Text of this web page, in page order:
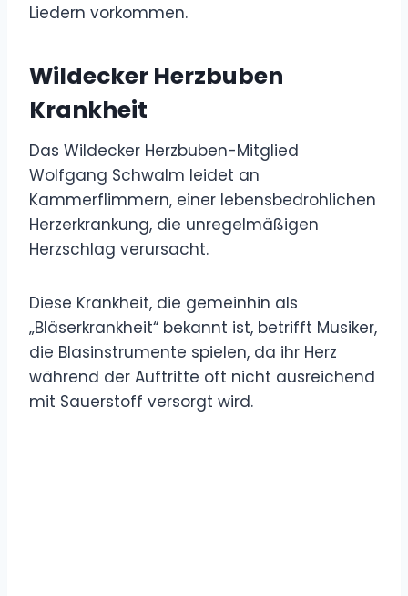
Liedern vorkommen.
Wildecker Herzbuben
Krankheit
Das Wildecker Herzbuben-Mitglied
Wolfgang Schwalm leidet an
Kammerflimmern, einer lebensbedrohlichen
Herzerkrankung, die unregelmäßigen
Herzschlag verursacht.
Diese Krankheit, die gemeinhin als
„Bläserkrankheit“ bekannt ist, betrifft Musiker,
die Blasinstrumente spielen, da ihr Herz
während der Auftritte oft nicht ausreichend
mit Sauerstoff versorgt wird.